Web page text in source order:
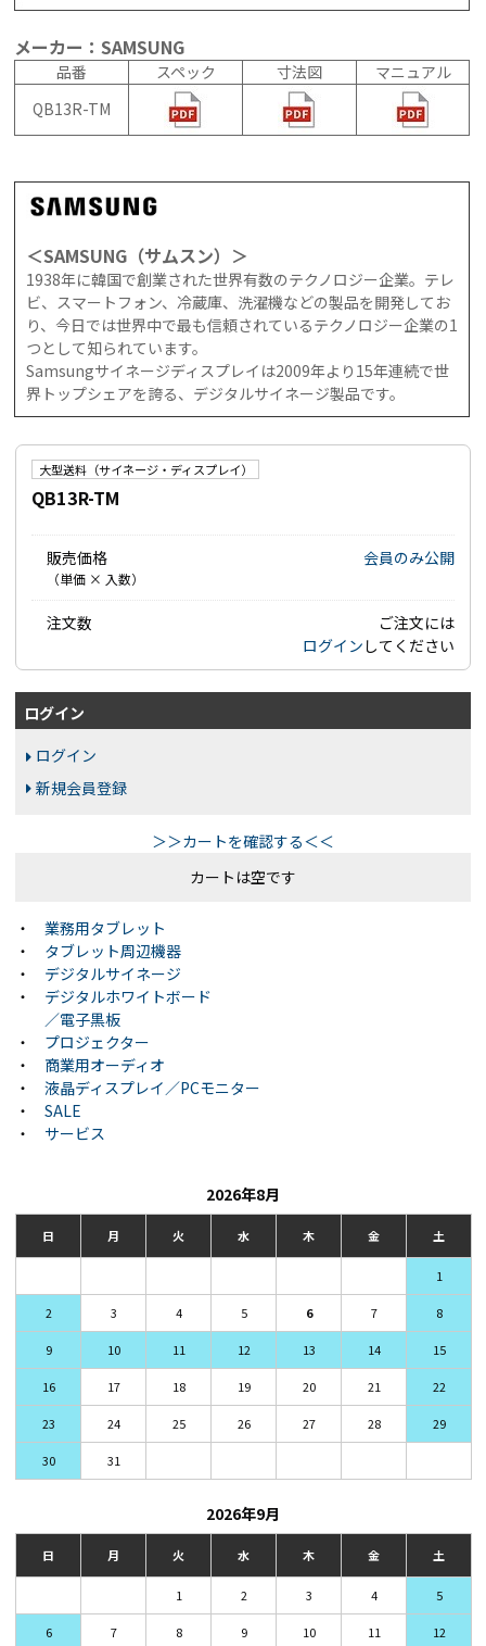
メーカー：SAMSUNG
品番 スペック 寸法図
マニュアル
QB13R-TM
＜SAMSUNG（サムスン）＞
1938年に韓国で創業された世界有数のテクノロジー企業。テレ
ビ、スマートフォン、冷蔵庫、洗濯機などの製品を開発してお
り、今日では世界中で最も信頼されているテクノロジー企業の1
つとして知られています。
Samsungサイネージディスプレイは2009年より15年連続で世
界トップシェアを誇る、デジタルサイネージ製品です。
大型送料（サイネージ・ディスプレイ）
QB13R-TM
販売価格
（単価 × 入数）
会員のみ公開
注文数
ご注文には
ログイン してください
ログイン
ログイン
新規会員登録
＞＞カートを確認する＜＜
カートは空です
・
業務用タブレット
・
タブレット周辺機器
・
デジタルサイネージ
・
デジタルホワイトボード
／電子黒板
・
プロジェクター
・
商業用オーディオ
・
液晶ディスプレイ／PCモニター
・
SALE
・
サービス
2026年8月
日 月 火 水 木 金 土
1
2 3 4 5 6 7 8
9 10 11 12 13 14 15
16 17 18 19 20 21 22
23 24 25 26 27 28 29
30 31
2026年9月
日 月 火 水 木 金 土
1 2 3 4 5
6 7 8 9 10 11 12